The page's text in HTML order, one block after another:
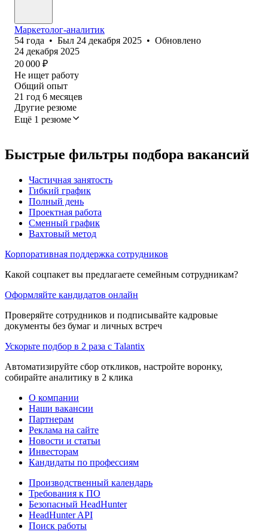
Маркетолог-аналитик
54 года • Был 24 декабря 2025 • Обновлено
24 декабря 2025
20 000 ₽
Не ищет работу
Общий опыт
21 год 6 месяцев
Другие резюме
Ещё 1 резюме
Быстрые фильтры подбора вакансий
Частичная занятость
Гибкий график
Полный день
Проектная работа
Сменный график
Вахтовый метод
Корпоративная поддержка сотрудников
Какой соцпакет вы предлагаете семейным сотрудникам?
Оформляйте кандидатов онлайн
Проверяйте сотрудников и подписывайте кадровые
документы без бумаг и личных встреч
Ускорьте подбор в 2 раза с Talantix
Автоматизируйте сбор откликов, настройте воронку,
собирайте аналитику в 2 клика
О компании
Наши вакансии
Партнерам
Реклама на сайте
Новости и статьи
Инвесторам
Кандидаты по профессиям
Производственный календарь
Требования к ПО
Безопасный HeadHunter
HeadHunter API
Поиск работы